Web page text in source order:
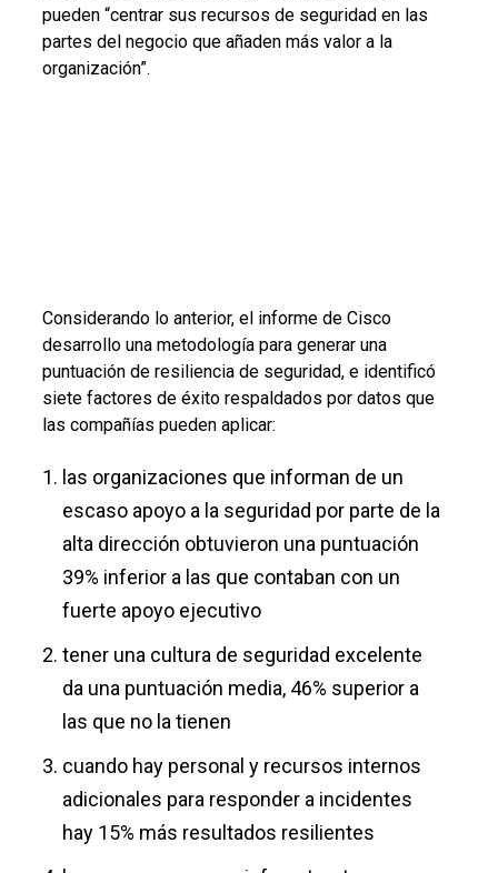
pueden “centrar sus recursos de seguridad en las
partes del negocio que añaden más valor a la
organización”.
Considerando lo anterior, el informe de Cisco
desarrollo una metodología para generar una
puntuación de resiliencia de seguridad, e identificó
siete factores de éxito respaldados por datos que
las compañías pueden aplicar:
las organizaciones que informan de un
escaso apoyo a la seguridad por parte de la
alta dirección obtuvieron una puntuación
39% inferior a las que contaban con un
fuerte apoyo ejecutivo
tener una cultura de seguridad excelente
da una puntuación media, 46% superior a
las que no la tienen
cuando hay personal y recursos internos
adicionales para responder a incidentes
hay 15% más resultados resilientes